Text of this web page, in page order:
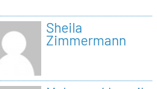
Sheila
Zimmermann